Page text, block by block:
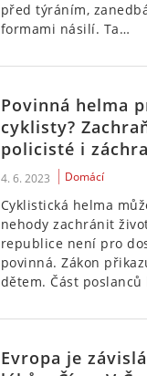
před týráním,
formami násilí. Ta…
Povinná helma
cyklisty?
policisté i
4. 6. 2023 Domácí
Cyklistická helma
nehody zachránit
republice není pro
povinná. Zákon
dětem. Část poslanců
Evropa je